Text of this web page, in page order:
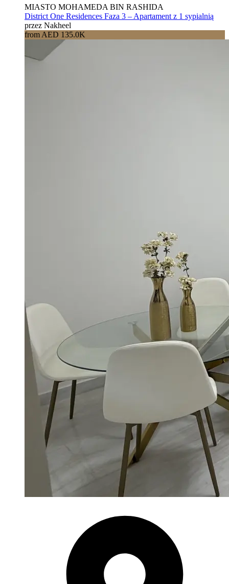
MIASTO MOHAMEDA BIN RASHIDA
District One Residences Faza 3 – Apartament z 1 sypialnią
przez Nakheel
from AED 135.0K